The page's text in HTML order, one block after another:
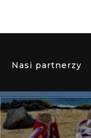
Nasi partnerzy